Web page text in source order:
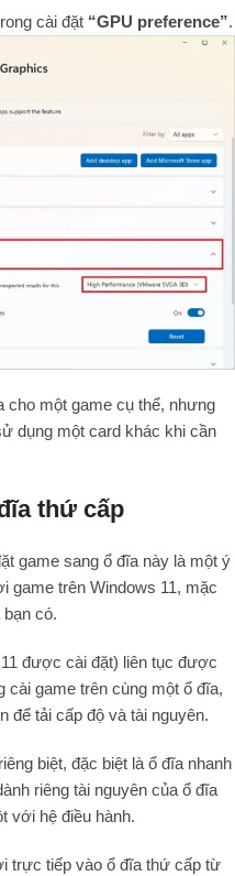
cài đặt “GPU preference”.
cho một game cụ thể, nhưng
dụng một card khác khi cần
thứ cấp
game sang ổ đĩa này là một ý
game trên Windows 11, mặc
có.
được cài đặt) liên tục được
cài game trên cùng một ổ đĩa,
để tải cấp độ và tài nguyên.
biệt, đặc biệt là ổ đĩa nhanh
riêng tài nguyên của ổ đĩa
với hệ điều hành.
trực tiếp vào ổ đĩa thứ cấp từ